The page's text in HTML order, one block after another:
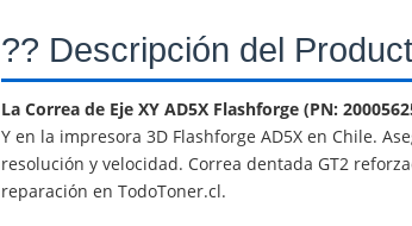
?? Descripción del
La Correa de Eje XY AD5X Flashforge (PN:
Y en la impresora 3D Flashforge AD5X en Chile.
resolución y velocidad. Correa dentada GT2
reparación en TodoToner.cl.